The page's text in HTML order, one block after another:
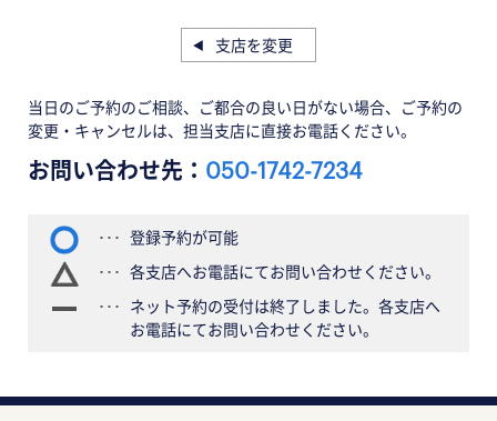
支店を変更
当日のご予約のご相談、ご都合の良い日がない場合、ご予約の
変更・キャンセルは、担当支店に直接お電話ください。
お問い合わせ先： 050-1742-7234
登録予約が可能
各支店へお電話にてお問い合わせください。
ネット予約の受付は終了しました。各支店へ
お電話にてお問い合わせください。